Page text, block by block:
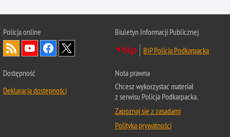
Policja online
Biuletyn Informacji Publicznej
BIP Policja Podkarpacka
Dostępność
Deklaracja dostępności
Nota prawna
Chcesz wykorzystać materiał
z serwisu Policja Podkarpacka.
Zapoznaj się z zasadami
Polityka prywatności